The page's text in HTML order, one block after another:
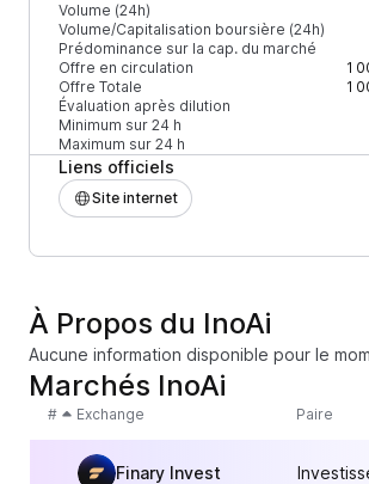
Volume (24h)
Volume/Capitalisation boursière (24h)
Prédominance sur la cap. du marché
Offre en circulation
1
Offre Totale
1
Évaluation après dilution
Minimum sur 24 h
Maximum sur 24 h
Liens officiels
Site internet
À Propos du InoAi
Aucune information disponible pour le
Marchés InoAi
# Exchange Paire
Finary Invest